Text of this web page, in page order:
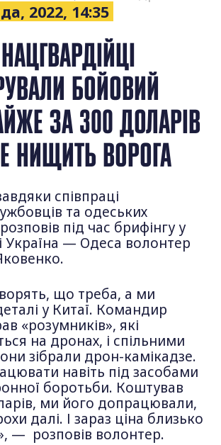
2022, 14:35
БОЙОВИЙ
ЗА 300 ДОЛАРІВ
НИЩИТЬ ВОРОГА
співпраці
та одеських
під час брифінгу у
Україна — Одеса волонтер
що треба, а ми
у Китаї. Командир
«розумників», які
на дронах, і спільними
зібрали дрон-камікадзе.
навіть під засобами
боротьби. Коштував
ми його допрацювали,
далі. І зараз ціна близько
— розповів волонтер.